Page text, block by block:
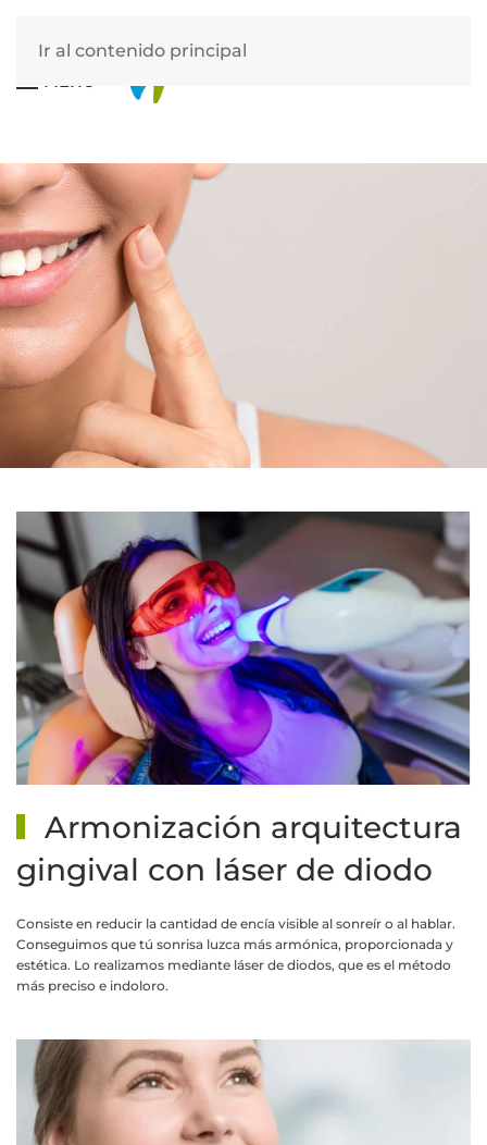
Ir al contenido principal
MENÚ
MÁS INFORMACIÓN
Armonización arquitectura
gingival con láser de diodo
Consiste en reducir la cantidad de encía visible al sonreír o al hablar.
Conseguimos que tú sonrisa luzca más armónica, proporcionada y
estética. Lo realizamos mediante láser de diodos, que es el método
más preciso e indoloro.